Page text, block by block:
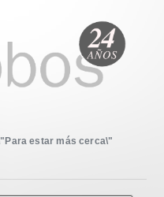
\"Para estar más cerca\"